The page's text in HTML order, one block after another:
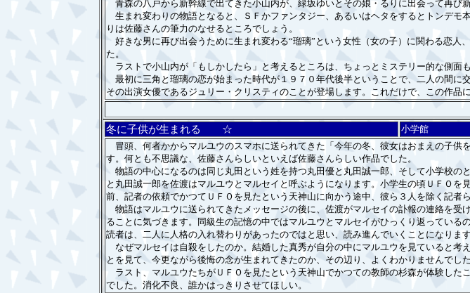
青森の八戸から新幹線で出てきた小山内が、緑坂ゆいとその娘・るりに出会って再び
生まれ変わりの物語となると、ＳＦかファンタジー、あるいはヘタをするとトンデ
りは佐藤さんの筆力のなせるところでしょう。
好きな男に再び出会うために生まれ変わる“瑠璃”という女性（女の子）に関わる恋人
た。
ラストで小山内が「もしかしたら」と考えるところは、ちょっとミステリー的な側面
最初に三角と瑠璃の恋が始まった時代が１９７０年代後半ということで、二人の間
その出演女優であるジュリー・クリスティのことが登場します。これだけで、この作品
冬に子供が生まれる ☆
小学館
冒頭、何者かからマルユウのスマホに送られてきた「今年の冬、彼女はおまえの子供
す。何とも不思議な、佐藤さんらしいといえば佐藤さんらしい作品でした。
物語の中心になるのは同じ丸田という姓を持つ丸田優と丸田誠一郎、そして小学校
と丸田誠一郎を佐渡はマルユウとマルセイと呼ぶようになります。小学生の頃ＵＦＯ
前、記者の依頼でかつてＵＦＯを見たという天神山に向かう途中、彼ら３人を除く記者
物語はマルユウに送られてきたメッセージの後に、佐渡がマルセイの訃報の連絡を
ることに気づきます。同級生の記憶の中ではマルユウとマルセイがひっくり返ってい
読者は、二人に人格の入れ替わりがあったのではと思い、読み進んでいくことになります
なぜマルセイは自殺をしたのか。結婚した真秀が自分の中にマルユウを見ていると考
とを見て、今更ながら後悔の念が生まれてきたのか、その辺り、よくわかりませんでし
ラスト、マルユウたちがＵＦＯを見たという天神山でかつての教師の杉森が体験した
でした。消化不良、誰かはっきりさせてほしい。